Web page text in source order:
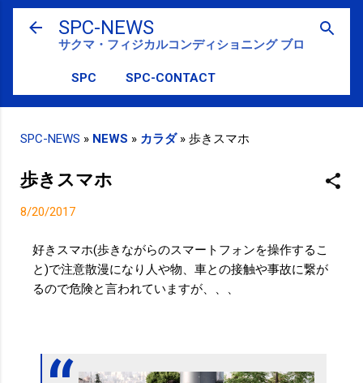
スキップしてメイン コンテンツに移動
SPC-NEWS
サクマ・フィジカルコンディショニング ブログ
SPC SPC-CONTACT
SPC-NEWS » NEWS » カラダ» 歩きスマホ
歩きスマホ
8/20/2017
好きスマホ(歩きながらのスマートフォンを操作するこ
と)で注意散漫になり人や物、車との接触や事故に繋が
るので危険と言われていますが、、、